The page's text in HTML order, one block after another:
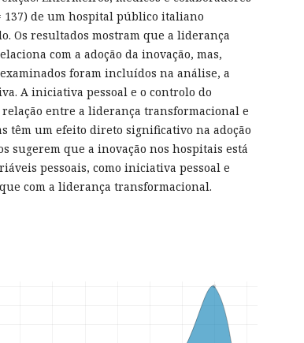
137) de um hospital público italiano
Os resultados mostram que a liderança
com a adoção da inovação, mas,
foram incluídos na análise, a
A iniciativa pessoal e o controlo do
entre a liderança transformacional e
têm um efeito direto significativo na adoção
sugerem que a inovação nos hospitais está
pessoais, como iniciativa pessoal e
com a liderança transformacional.